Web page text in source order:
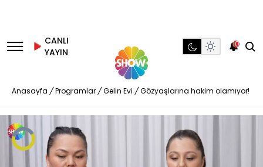
CANLI
YAYIN
10
Anasayfa / Programlar / Gelin Evi / Gözyaşlarına hakim olamıyor!